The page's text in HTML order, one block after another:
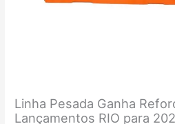
Linha Pesada Ganha
Lançamentos RIO para